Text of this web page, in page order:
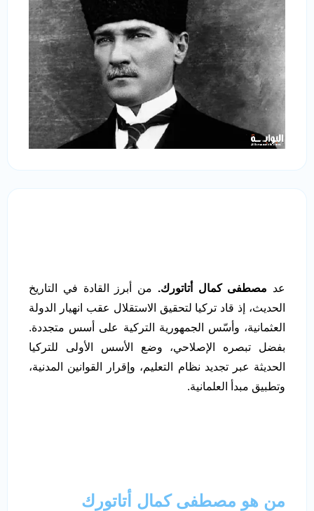
عد مصطفى كمال أتاتورك. من أبرز القادة في التاريخ
الحديث، إذ قاد تركيا لتحقيق الاستقلال عقب انهيار الدولة
العثمانية، وأسّس الجمهورية التركية على أسس متجددة.
بفضل تبصره الإصلاحي، وضع الأسس الأولى للتركيا
الحديثة عبر تجديد نظام التعليم، وإقرار القوانين المدنية،
وتطبيق مبدأ العلمانية.
من هو مصطفى كمال أتاتورك